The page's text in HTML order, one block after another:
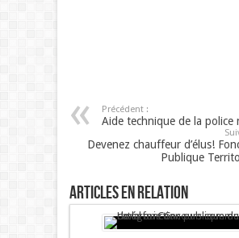
Précédent :
Aide technique de la police
Devenez chauffeur d’élus!
Publique
Articles en relation